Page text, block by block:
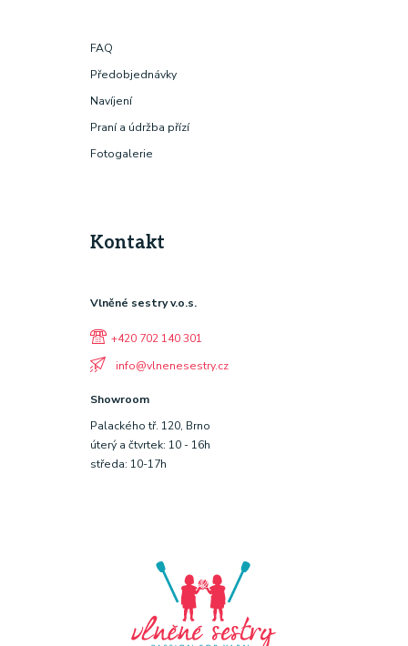
FAQ
Předobjednávky
Navíjení
Praní a údržba přízí
Fotogalerie
Kontakt
Vlněné sestry v.o.s.
+420 702 140 301
info@vlnenesestry.cz
Showroom
Palackého tř. 120, Brno
úterý a čtvrtek: 10 - 16h
středa: 10-17h